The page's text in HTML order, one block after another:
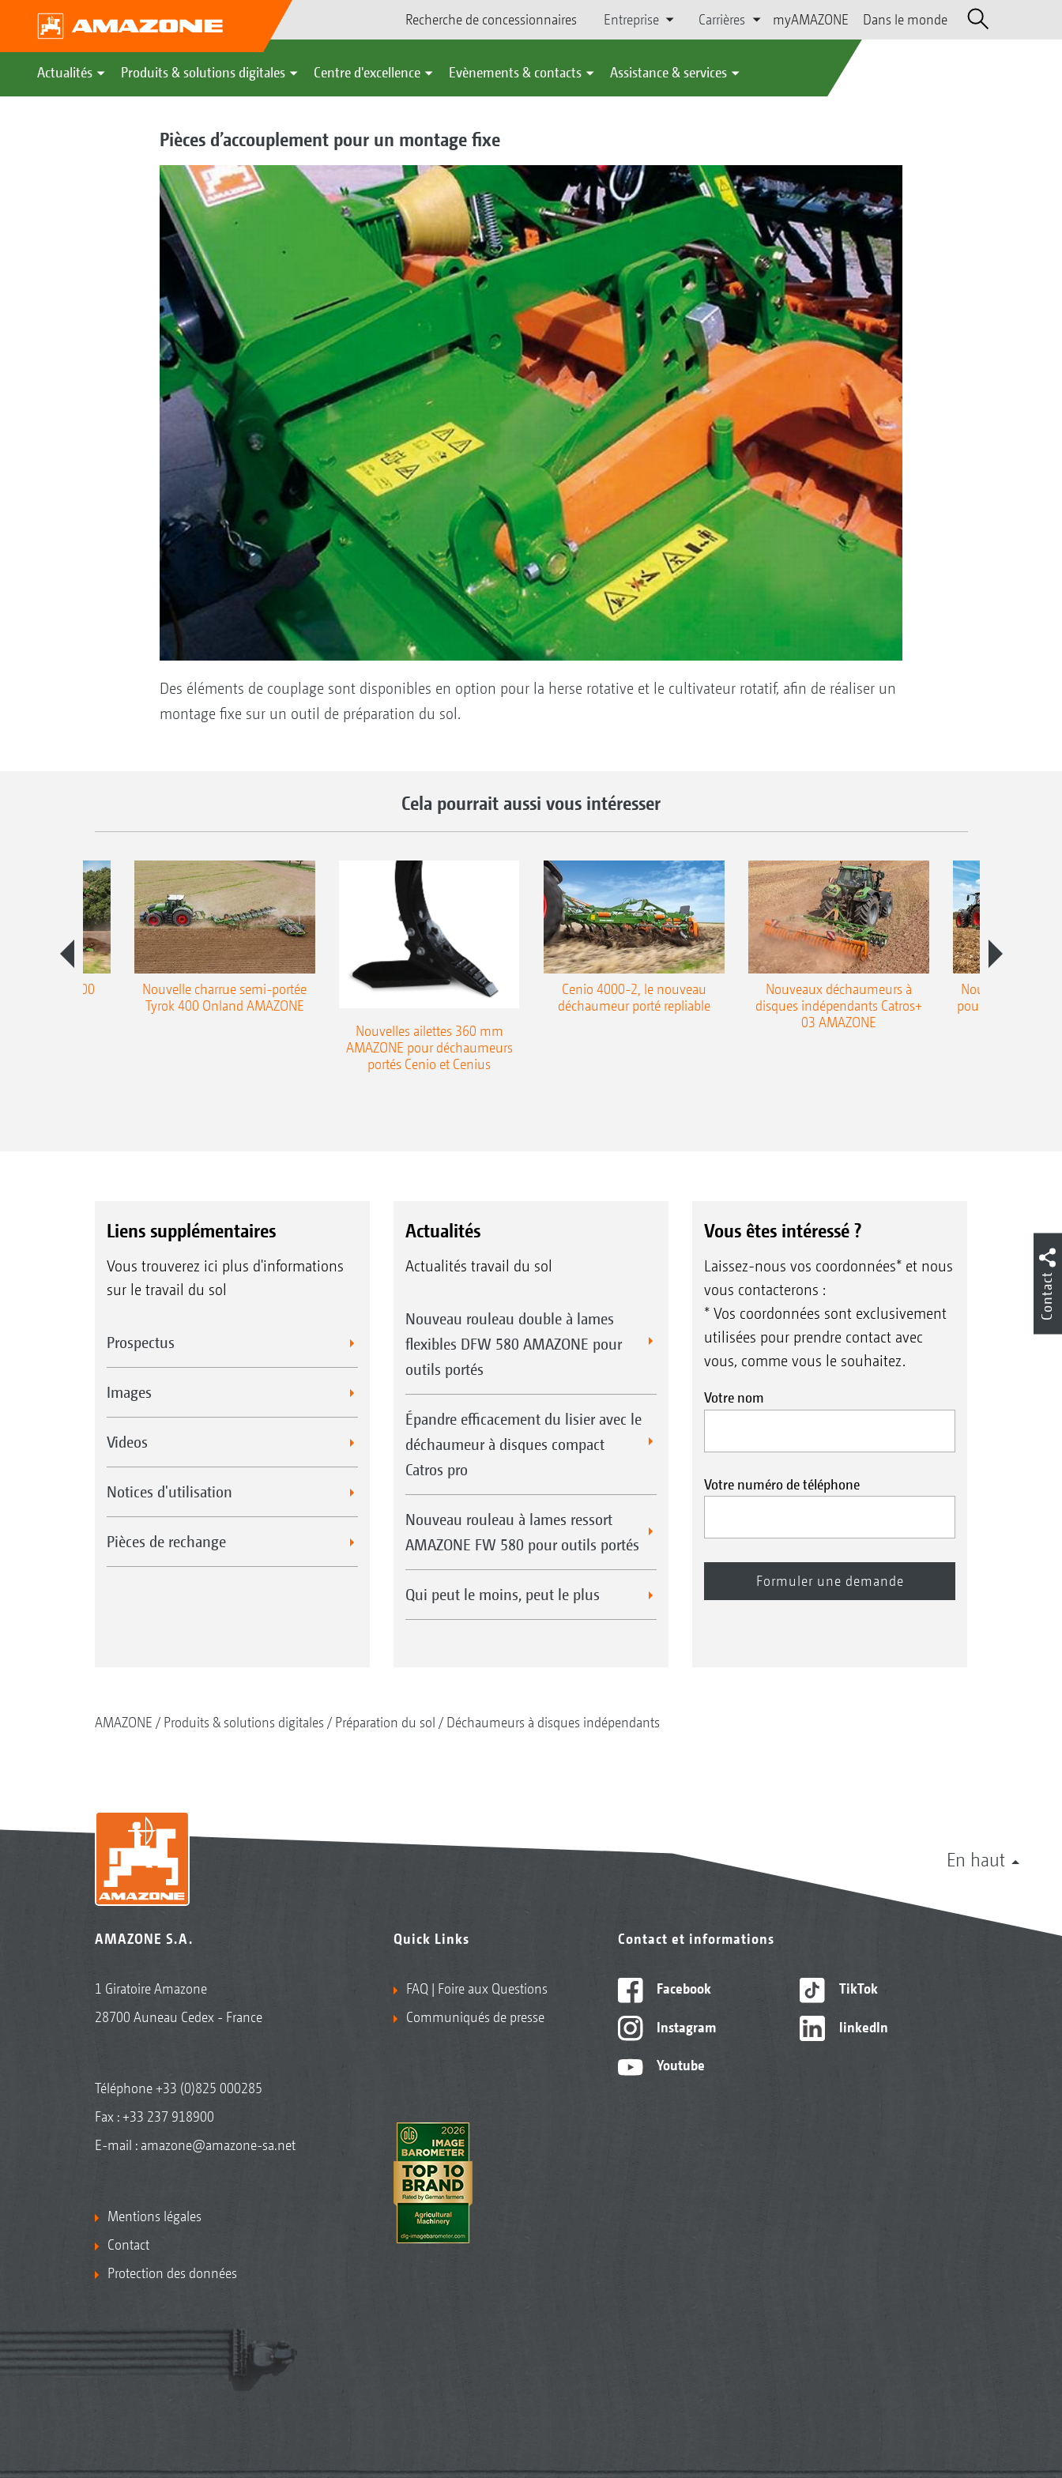
Recherche de concessionnaires Entreprise Carrières myAMAZONE Dans le monde
Actualités Produits & solutions digitales Centre d'excellence Evènements & contacts Assistance & services
Pièces d’accouplement pour un montage fixe
Des éléments de couplage sont disponibles en option pour la herse rotative et le cultivateur rotatif, afin de réaliser un
montage fixe sur un outil de préparation du sol.
Cela pourrait aussi vous intéresser
Teres 300
Nouvelle charrue semi-portée
Tyrok 400 Onland AMAZONE
Nouvelles ailettes 360 mm
AMAZONE pour déchaumeurs
portés Cenio et Cenius
Cenio 4000-2, le nouveau
déchaumeur porté repliable
Nouveaux déchaumeurs à
disques indépendants Catros+
03 AMAZONE
Nouvelle double
pour le
Liens supplémentaires
Vous trouverez ici plus d'informations
sur le travail du sol
Prospectus
Images
Videos
Notices d'utilisation
Pièces de rechange
Actualités
Actualités travail du sol
Nouveau rouleau double à lames
flexibles DFW 580 AMAZONE pour
outils portés
Épandre efficacement du lisier avec le
déchaumeur à disques compact
Catros pro
Nouveau rouleau à lames ressort
AMAZONE FW 580 pour outils portés
Qui peut le moins, peut le plus
Vous êtes intéressé ?
Laissez-nous vos coordonnées* et nous
vous contacterons :
* Vos coordonnées sont exclusivement
utilisées pour prendre contact avec
vous, comme vous le souhaitez.
Votre nom
Votre numéro de téléphone
AMAZONE Produits & solutions digitales Préparation du sol Déchaumeurs à disques indépendants
En haut
AMAZONE S.A.
1 Giratoire Amazone
28700 Auneau Cedex - France
Téléphone+33 (0)825 000285
Fax : +33 237 918900
E-mail : amazone@amazone-sa.net
Mentions légales
Contact
Protection des données
Quick Links
FAQ | Foire aux Questions
Communiqués de presse
Contact et informations
Facebook
Instagram
Youtube
TikTok
linkedIn
Contact